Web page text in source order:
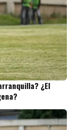
¿El